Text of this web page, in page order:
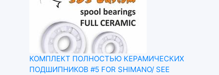
КОМПЛЕКТ ПОЛНОСТЬЮ КЕРАМИЧЕСКИХ
ПОДШИПНИКОВ #5 FOR SHIMANO/ SEE